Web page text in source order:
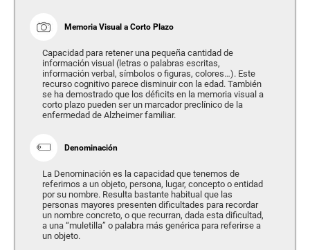
Memoria Visual a Corto Plazo
Capacidad para retener una pequeña cantidad de
información visual (letras o palabras escritas,
información verbal, símbolos o figuras, colores…). Este
recurso cognitivo parece disminuir con la edad. También
se ha demostrado que los déficits en la memoria visual a
corto plazo pueden ser un marcador preclínico de la
enfermedad de Alzheimer familiar.
Denominación
La Denominación es la capacidad que tenemos de
referirnos a un objeto, persona, lugar, concepto o entidad
por su nombre. Resulta bastante habitual que las
personas mayores presenten dificultades para recordar
un nombre concreto, o que recurran, dada esta dificultad,
a una “muletilla” o palabra más genérica para referirse a
un objeto.